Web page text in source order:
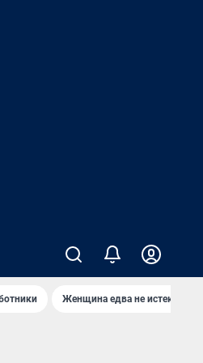
Женщина едва не истекла